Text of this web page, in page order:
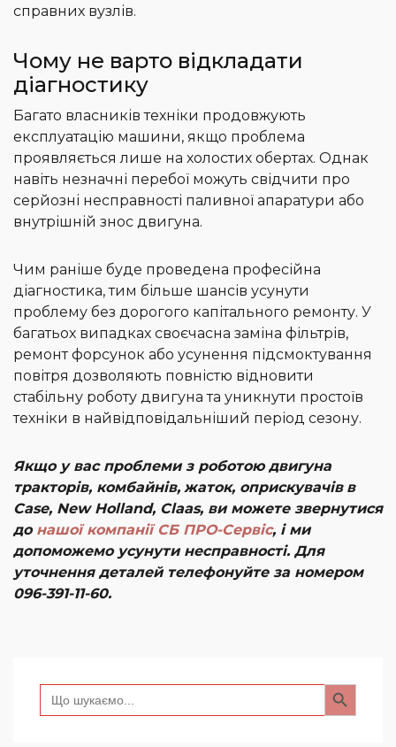
справних вузлів.
Чому не варто відкладати
діагностику
Багато власників техніки продовжують
експлуатацію машини, якщо проблема
проявляється лише на холостих обертах. Однак
навіть незначні перебої можуть свідчити про
серйозні несправності паливної апаратури або
внутрішній знос двигуна.
Чим раніше буде проведена професійна
діагностика, тим більше шансів усунути
проблему без дорогого капітального ремонту. У
багатьох випадках своєчасна заміна фільтрів,
ремонт форсунок або усунення підсмоктування
повітря дозволяють повністю відновити
стабільну роботу двигуна та уникнути простоїв
техніки в найвідповідальніший період сезону.
Якщо у вас проблеми з роботою двигуна
тракторів, комбайнів, жаток, оприскувачів в
Case, New Holland, Claas, ви можете звернутися
до нашої компанії СБ ПРО-Сервіс, і ми
допоможемо усунути несправності. Для
уточнення деталей телефонуйте за номером
096-391-11-60.
Search
for:
Search Button